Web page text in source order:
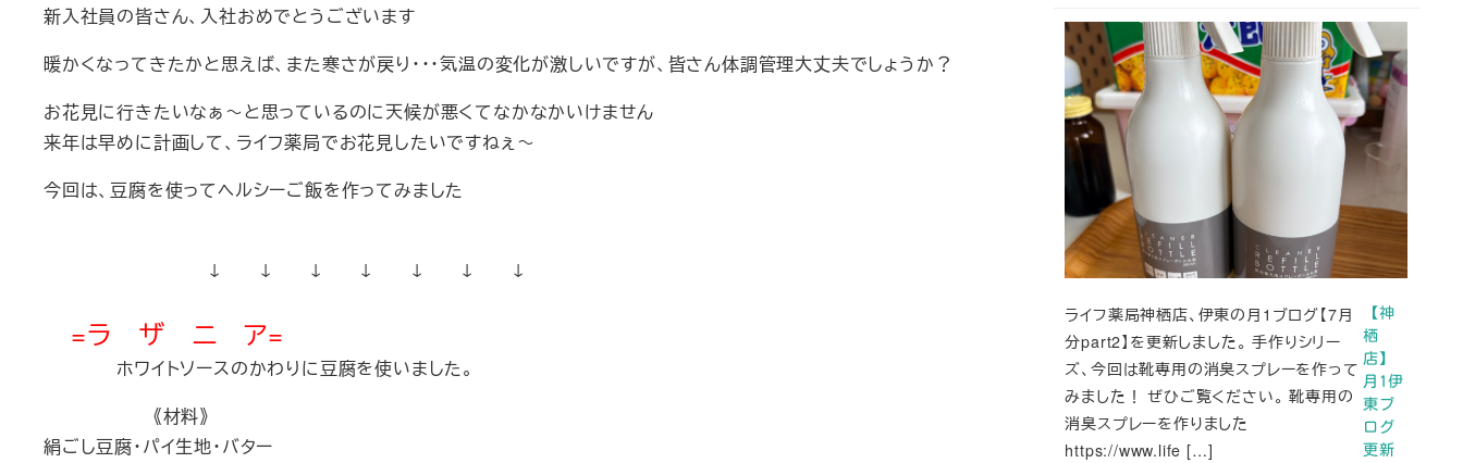
新入社員の皆さん、入社おめでとうございます
暖かくなってきたかと思えば、また寒さが戻り・・・気温の変化が激しいですが、皆さん体調管理大丈夫でしょうか？
お花見に行きたいなぁ～と思っているのに天候が悪くてなかなかいけません
来年は早めに計画して、ライフ薬局でお花見したいですねぇ～
今回は、豆腐を使ってヘルシーご飯を作ってみました
↓ ↓ ↓ ↓ ↓ ↓ ↓
=ラ ザ ニ ア=
ホワイトソースのかわりに豆腐を使いました。
《材料》
絹ごし豆腐・パイ生地・バター
【神
栖
店】
月1伊
東ブ
ログ
更新
ライフ薬局神栖店、伊東の月1ブログ【7月
分part2】を更新しました。 手作りシリー
ズ、今回は靴専用の消臭スプレーを作って
みました！ ぜひご覧ください。 靴専用の
消臭スプレーを作りました
https://www.life […]